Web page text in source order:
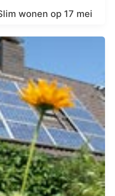
wonen op 17 mei